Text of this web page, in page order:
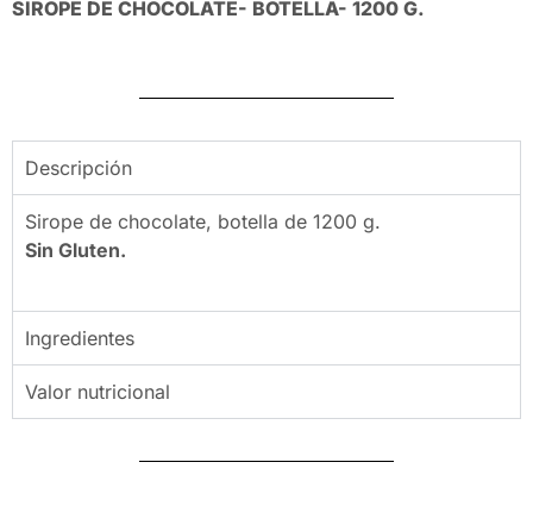
SIROPE DE CHOCOLATE- BOTELLA- 1200 G.
Descripción
Sirope de chocolate, botella de 1200 g.
Sin Gluten.
Ingredientes
Valor nutricional